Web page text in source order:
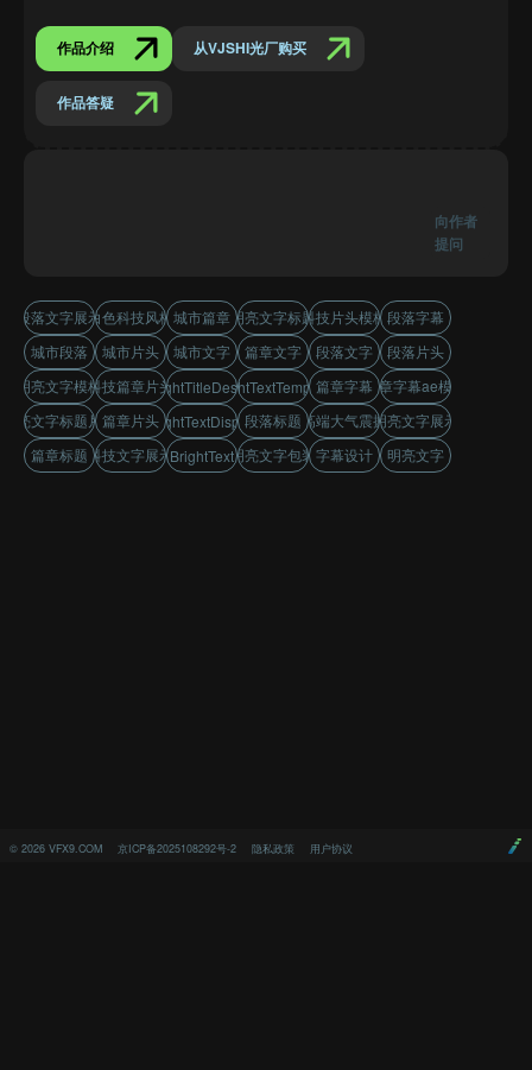
© 2026 VFX9.COM 京ICP备2025108292号-2 隐私政策 用户协议
作品介绍 从VJSHI光厂购买
作品答疑
向作者
提问
段落文字展示白色科技风格城市篇章明亮文字标题科技片头模板段落字幕
城市段落
城市片头 城市文字 篇章文字 段落文字
段落片头
明亮文字模板科技篇章片头BrightTitleDesignBrightTextTemplate篇章字幕篇章字幕ae模板
明亮文字标题片花篇章片头BrightTextDisplay段落标题 高端大气震撼明亮文字展示
篇章标题 科技文字展示BrightText明亮文字包装字幕设计 明亮文字